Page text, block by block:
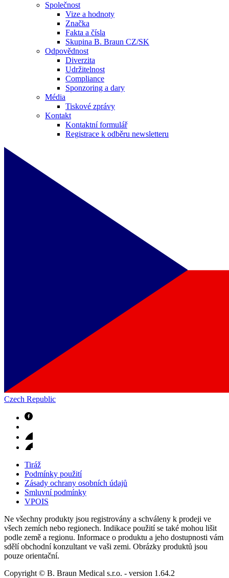
Společnost
Vize a hodnoty
Značka
Fakta a čísla
Skupina B. Braun CZ/SK
Odpovědnost
Diverzita
Udržitelnost
Compliance
Sponzoring a dary
Média
Tiskové zprávy
Kontakt
Kontaktní formulář
Registrace k odběru newsletteru
Czech Republic
Tiráž
Podmínky použití
Zásady ochrany osobních údajů
Smluvní podmínky
VPOIS
Ne všechny produkty jsou registrovány a schváleny k prodeji ve
všech zemích nebo regionech. Indikace použití se také mohou lišit
podle země a regionu. Informace o produktu a jeho dostupnosti vám
sdělí obchodní konzultant ve vaši zemi. Obrázky produktů jsou
pouze orientační.
Copyright © B. Braun Medical s.r.o. - version 1.64.2